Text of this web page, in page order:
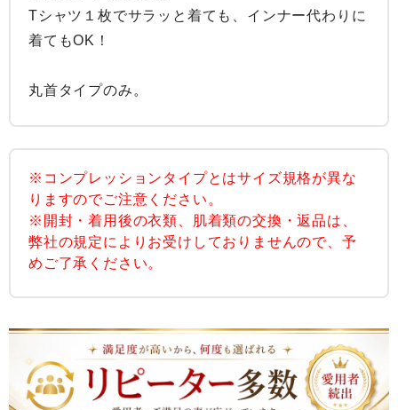
Tシャツ１枚でサラッと着ても、インナー代わりに
着てもOK！
丸首タイプのみ。
※コンプレッションタイプとはサイズ規格が異な
りますのでご注意ください。
※開封・着用後の衣類、肌着類の交換・返品は、
弊社の規定によりお受けしておりませんので、予
めご了承ください。